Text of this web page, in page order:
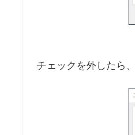
チェックを外したら